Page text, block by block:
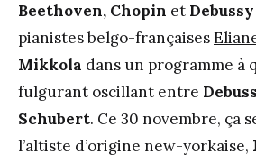
Beethoven, Chopin et Debussy
pianistes belgo-françaises
Mikkola dans un programme à
fulgurant oscillant entre
Schubert. Ce 30 novembre, ça
l’altiste d’origine new-yorkaise,